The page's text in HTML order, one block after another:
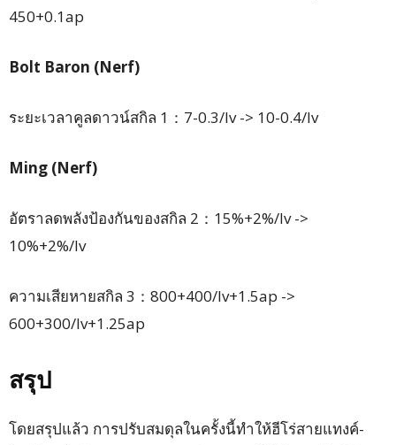
450+0.1ap
Bolt Baron (Nerf)
ระยะเวลาคูลดาวน์สกิล 1：7-0.3/lv -> 10-0.4/lv
Ming (Nerf)
อัตราลดพลังป้องกันของสกิล 2：15%+2%/lv ->
10%+2%/lv
ความเสียหายสกิล 3：800+400/lv+1.5ap ->
600+300/lv+1.25ap
สรุป
โดยสรุปแล้ว การปรับสมดุลในครั้งนี้ทำให้ฮีโร่สายแทงค์-